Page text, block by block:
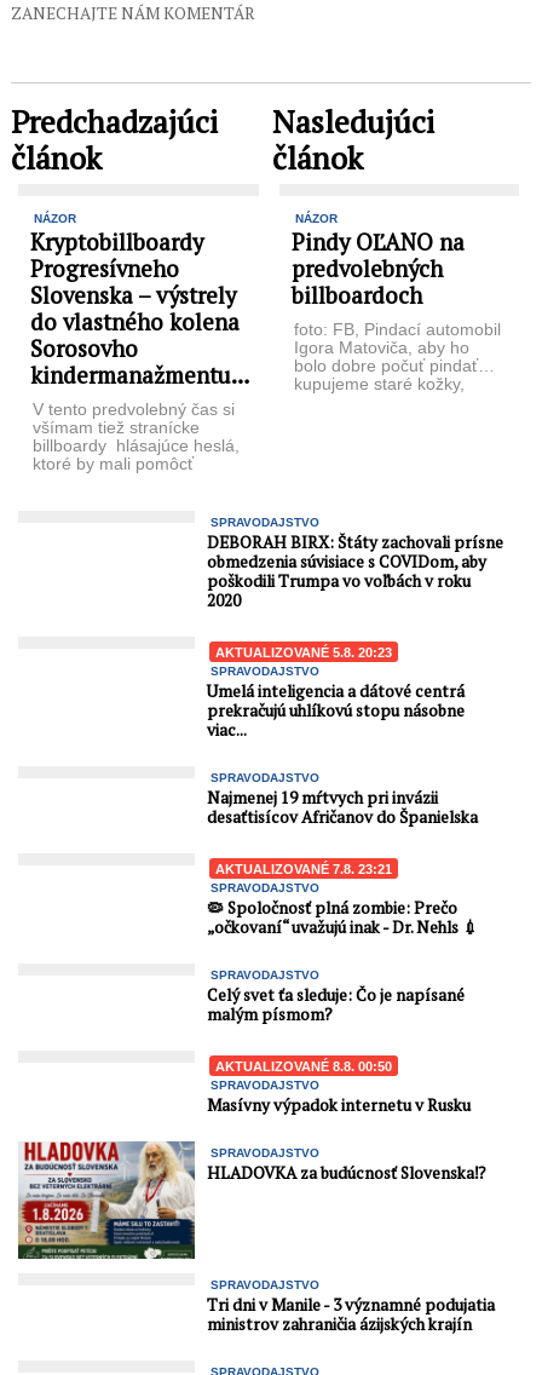
ZANECHAJTE NÁM KOMENTÁR
Predchadzajúci
článok
NÁZOR
Kryptobillboardy
Progresívneho
Slovenska – výstrely
do vlastného kolena
Sorosovho
kindermanažmentu…
V tento predvolebný čas si
všímam tiež stranícke
billboardy hlásajúce heslá,
ktoré by mali pomôcť
Nasledujúci
článok
NÁZOR
Pindy OĽANO na
predvolebných
billboardoch
foto: FB, Pindací automobil
Igora Matoviča, aby ho
bolo dobre počuť pindať…
kupujeme staré kožky,
SPRAVODAJSTVO
DEBORAH BIRX: Štáty zachovali prísne
obmedzenia súvisiace s COVIDom, aby
poškodili Trumpa vo voľbách v roku
2020
AKTUALIZOVANÉ 5.8. 20:23
SPRAVODAJSTVO
Umelá inteligencia a dátové centrá
prekračujú uhlíkovú stopu násobne
viac...
SPRAVODAJSTVO
Najmenej 19 mŕtvych pri invázii
desaťtisícov Afričanov do Španielska
AKTUALIZOVANÉ 7.8. 23:21
SPRAVODAJSTVO
🦠 Spoločnosť plná zombie: Prečo
„očkovaní“ uvažujú inak - Dr. Nehls 💉
SPRAVODAJSTVO
Celý svet ťa sleduje: Čo je napísané
malým písmom?
AKTUALIZOVANÉ 8.8. 00:50
SPRAVODAJSTVO
Masívny výpadok internetu v Rusku
SPRAVODAJSTVO
HLADOVKA za budúcnosť Slovenska⁉️
SPRAVODAJSTVO
Tri dni v Manile - 3 významné podujatia
ministrov zahraničia ázijských krajín
SPRAVODAJSTVO